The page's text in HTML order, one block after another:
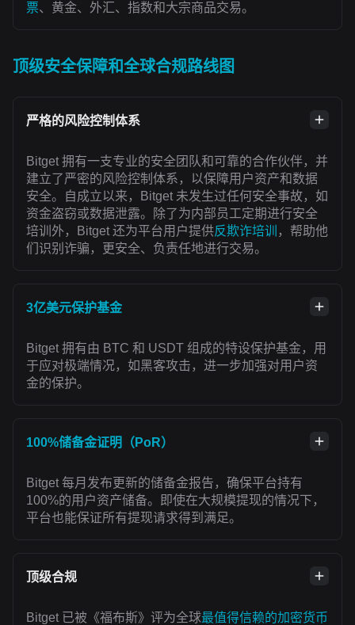
票、黄金、外汇、指数和大宗商品交易。
顶级安全保障和全球合规路线图
严格的风险控制体系
Bitget 拥有一支专业的安全团队和可靠的合作伙伴，并
建立了严密的风险控制体系，以保障用户资产和数据
安全。自成立以来，Bitget 未发生过任何安全事故，如
资金盗窃或数据泄露。除了为内部员工定期进行安全
培训外，Bitget 还为平台用户提供反欺诈培训
，帮助他
们识别诈骗，更安全、负责任地进行交易。
3亿美元保护基金
Bitget 拥有由 BTC 和 USDT 组成的特设保护基金，用
于应对极端情况，如黑客攻击，进一步加强对用户资
金的保护。
100%储备金证明（PoR）
Bitget 每月发布更新的储备金报告，确保平台持有
100%的用户资产储备。即使在大规模提现的情况下，
平台也能保证所有提现请求得到满足。
顶级合规
Bitget 已被《福布斯》评为全球最值得信赖的加密货币